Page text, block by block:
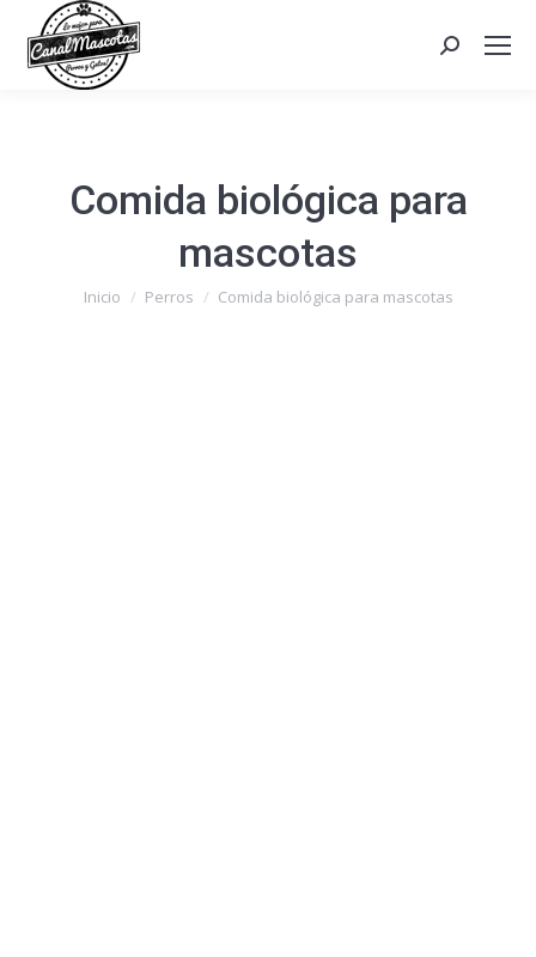
Search:
Comida biológica para
mascotas
Estás aquí:
Inicio Perros Comida biológica para mascotas